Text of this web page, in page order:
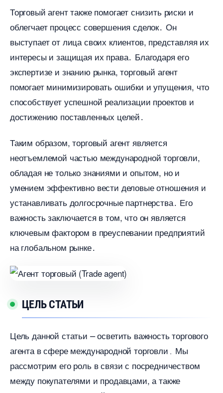
Торговый агент также помогает снизить риски и
облегчает процесс совершения сделок․ Он
ыступает от лица своих клиентов, представляя их
интересы и защищая их права․ Благодаря его
экспертизе и знанию рынка, торговый агент
помогает минимизировать ошибки и упущения, что
способствует успешной реализации проектов и
достижению поставленных целей․
Таким образом, торговый агент является
неотъемлемой частью международной торговли,
обладая не только знаниями и опытом, но и
умением эффективно вести деловые отношения и
устанавливать долгосрочные партнерства․ Его
ажность заключается в том, что он является
ключевым фактором в преуспевании предприятий
на глобальном рынке․
ЦЕЛЬ СТАТЬИ
Цель данной статьи ⎼ осветить важность торгового
агента в сфере международной торговли․ Мы
рассмотрим его роль в связи с посредничеством
между покупателями и продавцами, а также